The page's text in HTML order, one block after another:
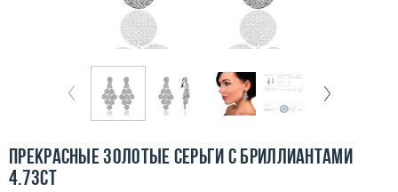
Бесплатная доставка
Покупка и оплата
О компании
Контакты
Прекрасные золотые серьги с бриллиантами
4.73ct